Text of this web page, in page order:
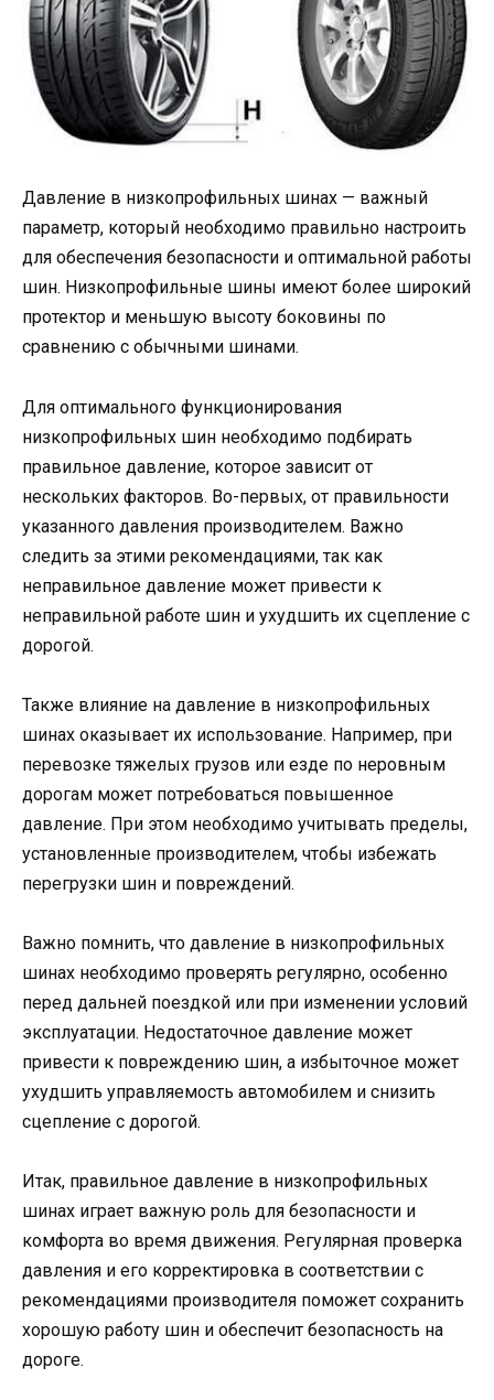
Давление в низкопрофильных шинах — важный
параметр, который необходимо правильно настроить
для обеспечения безопасности и оптимальной работы
шин. Низкопрофильные шины имеют более широкий
протектор и меньшую высоту боковины по
сравнению с обычными шинами.
Для оптимального функционирования
низкопрофильных шин необходимо подбирать
правильное давление, которое зависит от
нескольких факторов. Во-первых, от правильности
указанного давления производителем. Важно
следить за этими рекомендациями, так как
неправильное давление может привести к
неправильной работе шин и ухудшить их сцепление с
дорогой.
Также влияние на давление в низкопрофильных
шинах оказывает их использование. Например, при
перевозке тяжелых грузов или езде по неровным
дорогам может потребоваться повышенное
давление. При этом необходимо учитывать пределы,
установленные производителем, чтобы избежать
перегрузки шин и повреждений.
Важно помнить, что давление в низкопрофильных
шинах необходимо проверять регулярно, особенно
перед дальней поездкой или при изменении условий
эксплуатации. Недостаточное давление может
привести к повреждению шин, а избыточное может
ухудшить управляемость автомобилем и снизить
сцепление с дорогой.
Итак, правильное давление в низкопрофильных
шинах играет важную роль для безопасности и
комфорта во время движения. Регулярная проверка
давления и его корректировка в соответствии с
рекомендациями производителя поможет сохранить
хорошую работу шин и обеспечит безопасность на
дороге.